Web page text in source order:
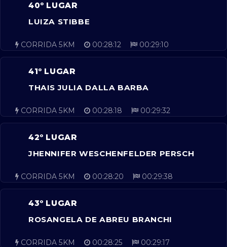
40º LUGAR
LUIZA STIBBE
CORRIDA 5KM 00:28:12 00:29:10
41º LUGAR
THAIS JULIA DALLA BARBA
CORRIDA 5KM 00:28:18 00:29:32
42º LUGAR
JHENNIFER WESCHENFELDER PERSCH
CORRIDA 5KM 00:28:20 00:29:38
43º LUGAR
ROSANGELA DE ABREU BRANCHI
CORRIDA 5KM 00:28:25 00:29:17